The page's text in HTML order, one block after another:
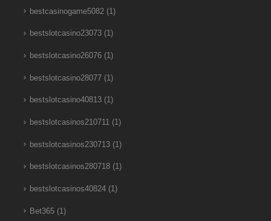
bestcasinogame5082(1)
bestslotcasino23073(1)
bestslotcasino26076(1)
bestslotcasino28077(1)
bestslotcasino40813(1)
bestslotcasinos210711(1)
bestslotcasinos230713(1)
bestslotcasinos280718(1)
bestslotcasinos40824(1)
Bet365(1)